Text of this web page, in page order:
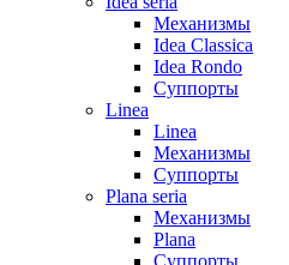
Механизмы
Idea Classica
Idea Rondo
Суппорты
Linea
Linea
Механизмы
Суппорты
Plana seria
Механизмы
Plana
Суппорты